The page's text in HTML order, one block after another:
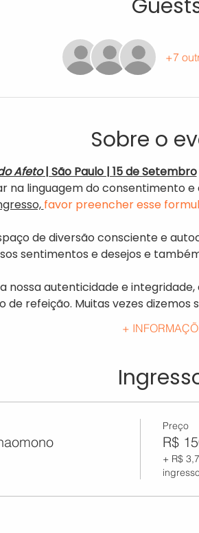
+7
Sobre o
Afeto | São Paulo | 15 de Setembro
na linguagem do consentimento
favor preencher esse
de diversão consciente e
sentimentos e desejos e
nossa autenticidade e
refeição. Muitas vezes dizemos
+
Preço
R$
+ R$